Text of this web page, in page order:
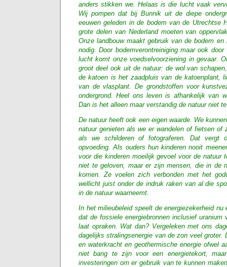
anders stikken we. Helaas is die lucht vaak
Wij pompen dat bij Bunnik uit de diepe
eeuwen geleden in de bodem van de Utrechtse
grote delen van Nederland moeten van
Onze landbouw maakt gebruik van de bodem
nodig. Door bodemverontreiniging maar ook
lucht komt onze voedselvoorziening in gevaar.
groot deel ook uit de natuur: de wol van
de katoen is het zaadpluis van de katoenplant,
van de vlasplant. De grondstoffen voor
ondergrond. Heel ons leven is afhankelijk van
Dan is het alleen maar verstandig de natuur niet
De natuur heeft ook een eigen waarde. We
natuur genieten als we er wandelen of fietsen of
als we schilderen of fotograferen. Dat vergt
opvoeding. Als ouders hun kinderen nooit
voor die kinderen moeilijk gevoel voor de natuur
niet te geloven, maar er zijn mensen, die in de
komen. Ze voelen zich verbonden met het
wellicht juist onder de indruk raken van al die
in de natuur waarneemt.
In het milieubeleid speelt de energiezekerheid
dat de fossiele energiebronnen inclusief uranium
laat opraken. Wat dan? Vergeleken met ons
dagelijks stralingsenergie van de zon veel groter.
en waterkracht en geothermische energie ofwel
niet bang te zijn voor een energietekort,
investeringen om er gebruik van te kunnen